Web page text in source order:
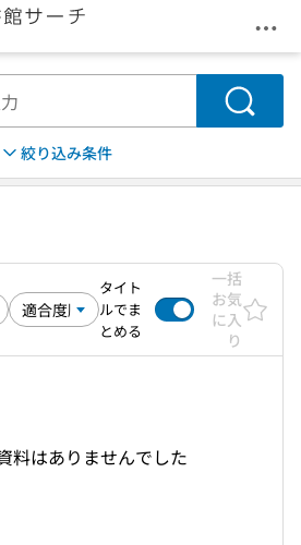
メ
検索
絞り込み条件
タイト
ルでま
とめる
一括
お気
に入
り
料はありませんでした